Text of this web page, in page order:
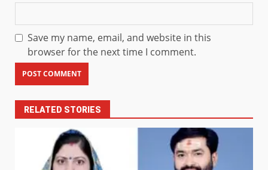
Save my name, email, and website in this
browser for the next time I comment.
RELATED STORIES